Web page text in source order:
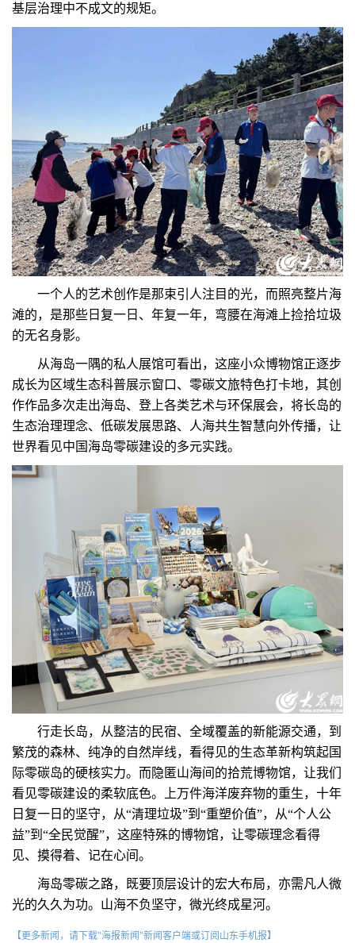
基层治理中不成文的规矩。
一个人的艺术创作是那束引人注目的光，而照亮整片海
滩的，是那些日复一日、年复一年，弯腰在海滩上捡拾垃圾
的无名身影。
从海岛一隅的私人展馆可看出，这座小众博物馆正逐步
成长为区域生态科普展示窗口、零碳文旅特色打卡地，其创
作作品多次走出海岛、登上各类艺术与环保展会，将长岛的
生态治理理念、低碳发展思路、人海共生智慧向外传播，让
世界看见中国海岛零碳建设的多元实践。
行走长岛，从整洁的民宿、全域覆盖的新能源交通，到
繁茂的森林、纯净的自然岸线，看得见的生态革新构筑起国
际零碳岛的硬核实力。而隐匿山海间的拾荒博物馆，让我们
看见零碳建设的柔软底色。上万件海洋废弃物的重生，十年
日复一日的坚守，从“清理垃圾”到“重塑价值”，从“个人公
益”到“全民觉醒”，这座特殊的博物馆，让零碳理念看得
见、摸得着、记在心间。
海岛零碳之路，既要顶层设计的宏大布局，亦需凡人微
光的久久为功。山海不负坚守，微光终成星河。
【更多新闻，请下载"海报新闻"新闻客户端或订阅山东手机报】